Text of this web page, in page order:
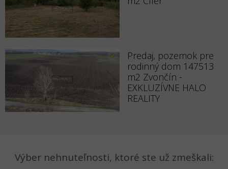
Predaj, pozemok pre
rodinný dom 147513
m2 Zvončín -
EXKLUZÍVNE HALO
REALITY
Výber nehnuteľnosti, ktoré ste už zmeškali: